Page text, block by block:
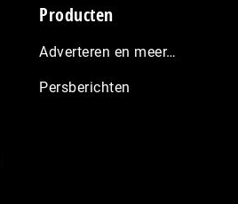
Producten
Adverteren en meer…
Persberichten